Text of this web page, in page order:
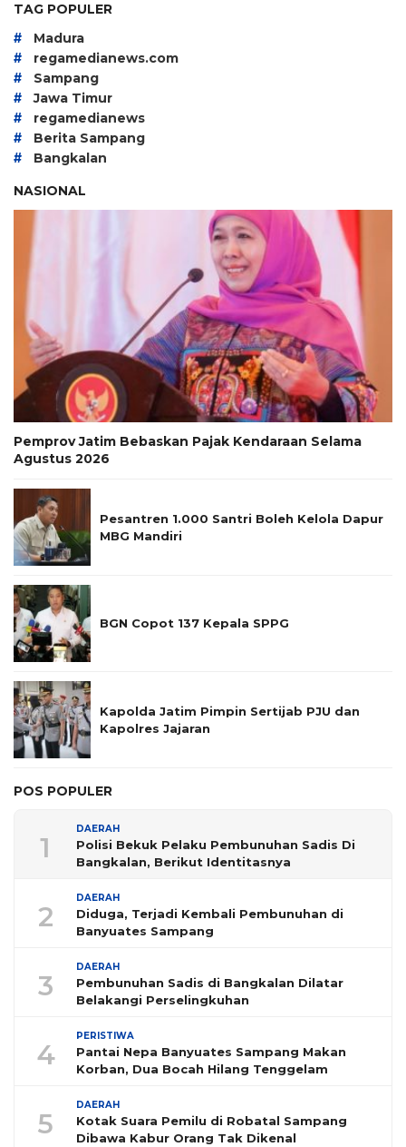
TAG POPULER
# Madura
# regamedianews.com
# Sampang
# Jawa Timur
# regamedianews
# Berita Sampang
#
Bangkalan
NASIONAL
Pemprov Jatim Bebaskan Pajak Kendaraan Selama
Agustus 2026
Pesantren 1.000 Santri Boleh Kelola Dapur
MBG Mandiri
BGN Copot 137 Kepala SPPG
Kapolda Jatim Pimpin Sertijab PJU dan
Kapolres Jajaran
POS POPULER
1
DAERAH
Polisi Bekuk Pelaku Pembunuhan Sadis Di
Bangkalan, Berikut Identitasnya
2
DAERAH
Diduga, Terjadi Kembali Pembunuhan di
Banyuates Sampang
3
DAERAH
Pembunuhan Sadis di Bangkalan Dilatar
Belakangi Perselingkuhan
4
PERISTIWA
Pantai Nepa Banyuates Sampang Makan
Korban, Dua Bocah Hilang Tenggelam
5
DAERAH
Kotak Suara Pemilu di Robatal Sampang
Dibawa Kabur Orang Tak Dikenal